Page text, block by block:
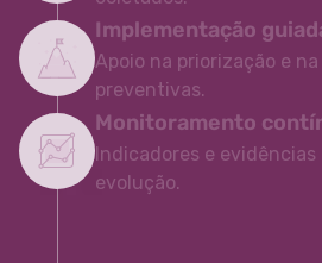
Implementação
Apoio na priorização e
preventivas.
Monitoramento
Indicadores e
evolução.